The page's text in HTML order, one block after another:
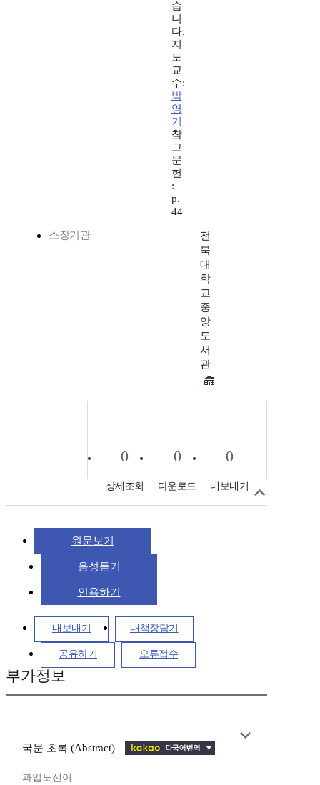
습
니
다.
지
도
교
수:
박
영
기
참
고
문
헌
:
p.
44
소장기관
전
북
대
학
교
중
앙
도
서
관
0
상세조회
0
다운로드
0
내보내기
원문보기
음성듣기
인용하기
내보내기 내책장담기
공유하기 오류접수
부가정보
국문 초록 (Abstract)
과업노선이